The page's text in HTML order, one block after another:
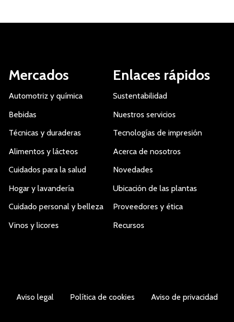
Mercados
Automotriz y química
Bebidas
Técnicas y duraderas
Alimentos y lácteos
Cuidados para la salud
Hogar y lavandería
Cuidado personal y belleza
Vinos y licores
Enlaces rápidos
Sustentabilidad
Nuestros servicios
Tecnologías de impresión
Acerca de nosotros
Novedades
Ubicación de las plantas
Proveedores y ética
Recursos
Aviso legal Política de cookies Aviso de privacidad